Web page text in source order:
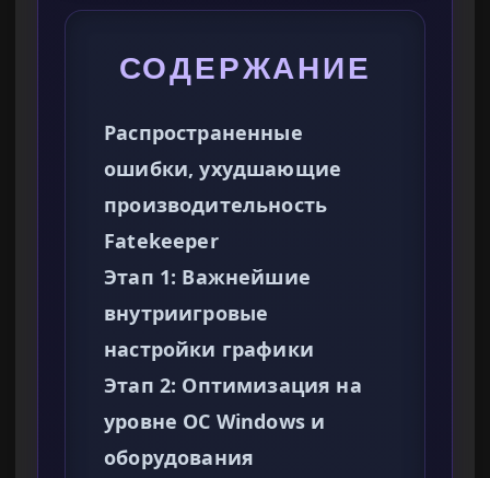
СОДЕРЖАНИЕ
Распространенные
ошибки, ухудшающие
производительность
Fatekeeper
Этап 1: Важнейшие
внутриигровые
настройки графики
Этап 2: Оптимизация на
уровне ОС Windows и
оборудования